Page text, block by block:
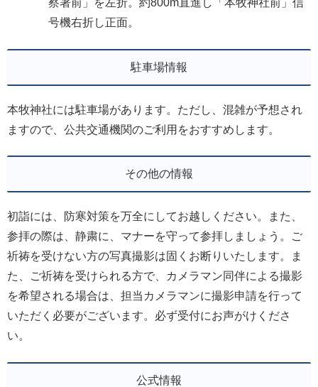
察署前」を左折。約800m直進し「本牧神社前」信
号機右折し正面。
駐車場情報
本牧神社には駐車場があります。ただし、混雑が予想され
ますので、公共交通機関のご利用をおすすめします。
その他の情報
初詣には、防寒対策を万全にしてお越しください。また、
参拝の際は、静粛に、マナーを守って参拝しましょう。ご
祈祷を受けない方の写真撮影は固くお断りいたします。ま
た、ご祈祷を受けられる方で、カメラマン同伴による撮影
を希望される場合は、担当カメラマンに撮影申請を行って
いただく必要がございます。必ず受付にお声がけくださ
い。
公式情報